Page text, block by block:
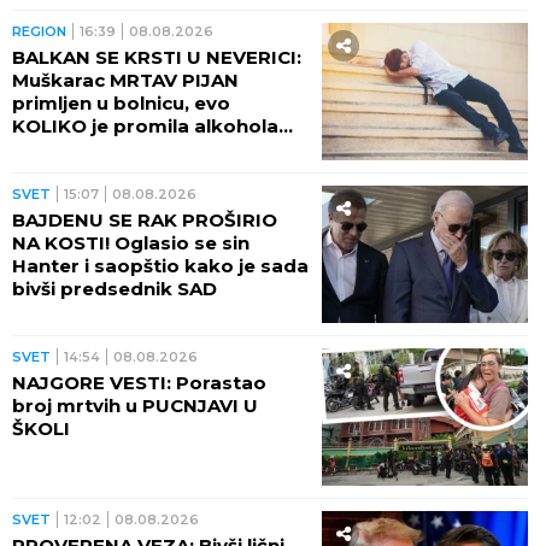
REGION 16:39 08.08.2026
BALKAN SE KRSTI U NEVERICI:
Muškarac MRTAV PIJAN
primljen u bolnicu, evo
KOLIKO je promila alkohola
SVET 15:07 08.08.2026
BAJDENU SE RAK PROŠIRIO
NA KOSTI! Oglasio se sin
Hanter i saopštio kako je sada
bivši predsednik SAD
SVET 14:54 08.08.2026
NAJGORE VESTI: Porastao
broj mrtvih u PUCNJAVI U
ŠKOLI
SVET 12:02 08.08.2026